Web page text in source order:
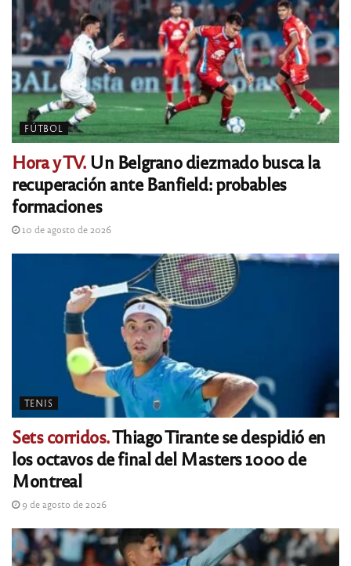
FÚTBOL
Hora y TV.Un Belgrano diezmado busca la
recuperación ante Banfield: probables
formaciones
10 de agosto de 2026
TENIS
Sets corridos.Thiago Tirante se despidió en
los octavos de final del Masters 1000 de
Montreal
9 de agosto de 2026